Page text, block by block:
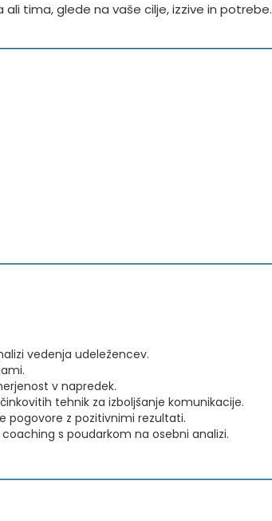
tima, glede na vaše cilje, izzive in potrebe.
vedenja udeležencev.
v napredek.
tehnik za izboljšanje komunikacije.
pogovore z pozitivnimi rezultati.
s poudarkom na osebni analizi.